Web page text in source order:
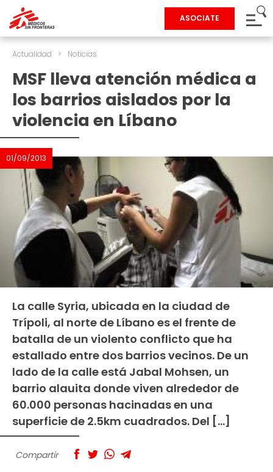
ASOCIATE
Actualidad > Noticias
MSF lleva atención médica a
los barrios aislados por la
violencia en Líbano
01/09/2013
La calle Syria, ubicada en la ciudad de
Trípoli, al norte de Líbano es el frente de
batalla de un violento conflicto que ha
estallado entre dos barrios vecinos. De un
lado de la calle está Jabal Mohsen, un
barrio alauita donde viven alrededor de
60.000 personas hacinadas en una
superficie de 2.5km cuadrados. Del […]
Compartir